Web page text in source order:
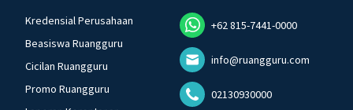
Kredensial Perusahaan
Beasiswa Ruangguru
Cicilan Ruangguru
Promo Ruangguru
+62 815-7441-0000
info@ruangguru.com
02130930000